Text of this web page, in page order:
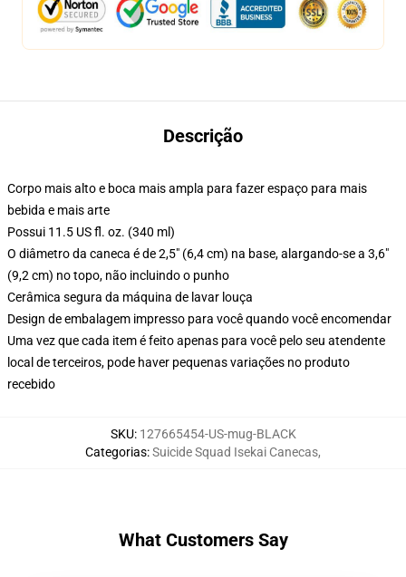
Descrição
Corpo mais alto e boca mais ampla para fazer espaço para mais
bebida e mais arte
Possui 11.5 US fl. oz. (340 ml)
O diâmetro da caneca é de 2,5" (6,4 cm) na base, alargando-se a 3,6"
(9,2 cm) no topo, não incluindo o punho
Cerâmica segura da máquina de lavar louça
Design de embalagem impresso para você quando você encomendar
Uma vez que cada item é feito apenas para você pelo seu atendente
local de terceiros, pode haver pequenas variações no produto
recebido
SKU: 127665454-US-mug-BLACK
Categorias:Suicide Squad Isekai Canecas,
What Customers Say